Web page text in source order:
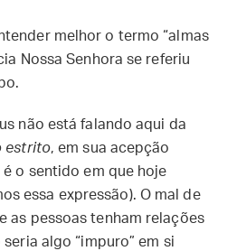
melhor o termo “almas
Nossa Senhora se referiu
não está falando aqui da
estrito, em sua acepção
o sentido em que hoje
essa expressão). O mal de
as pessoas tenham relações
algo “impuro” em si